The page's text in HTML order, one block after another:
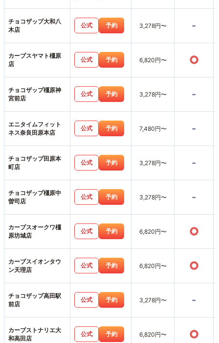
チョコザップ大和八
木店
公式 予約 3,278円〜 -
カーブスヤマト橿原
店
公式 予約 6,820円〜 ○
チョコザップ橿原神
宮前店
公式 予約 3,278円〜 -
エニタイムフィット
ネス奈良田原本店
公式 予約 7,480円〜 -
チョコザップ田原本
町店
公式 予約 3,278円〜 -
チョコザップ橿原中
曽司店
公式 予約 3,278円〜 -
カーブスオークワ橿
原坊城店
公式 予約 6,820円〜 ○
カーブスイオンタウ
ン天理店
公式 予約 6,820円〜 ○
チョコザップ高田駅
前店
公式 予約 3,278円〜 -
カーブストナリエ大
和高田店
公式 予約 6,820円〜 ○